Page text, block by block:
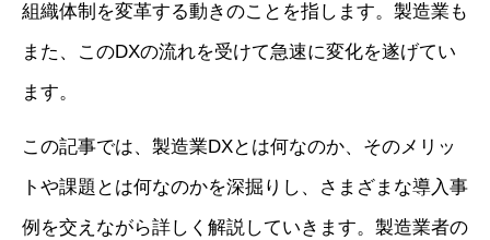
組織体制を変革する動きのことを指します。製造業も
また、このDXの流れを受けて急速に変化を遂げてい
ます。
この記事では、製造業DXとは何なのか、そのメリッ
トや課題とは何なのかを深掘りし、さまざまな導入事
例を交えながら詳しく解説していきます。製造業者の